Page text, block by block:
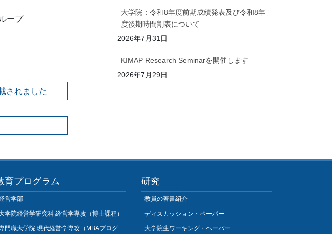
プ
されました
大学院：令和8年度前期成績発表及び令和8年
度後期時間割表について
2026年7月31日
KIMAP Research Seminarを開催します
2026年7月29日
育プログラム
営学部
学院経営学研究科 経営学専攻（博士課程）
門職大学院 現代経営学専攻（MBAプログ
研究
教員の著書紹介
ディスカッション・ペーパー
大学院生ワーキング・ペーパー